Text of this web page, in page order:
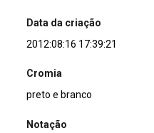
Data da criação
2012:08:16 17:39:21
Cromia
preto e branco
Notação